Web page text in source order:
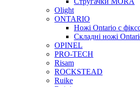
Olight
ONTARIO
Ножі Ontario c
Складні ножі
OPINEL
PRO-TECH
Risam
ROCKSTEAD
Ruike